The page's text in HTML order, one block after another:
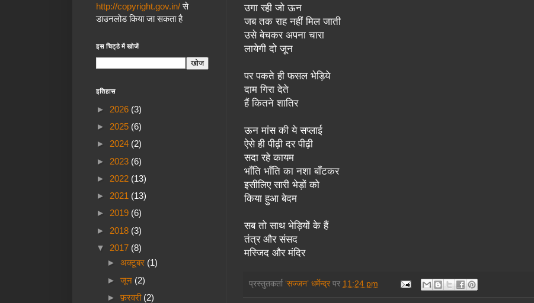
उगा रही जो ऊन
जब तक राह नहीं मिल जाती
उसे बेचकर अपना चारा
लायेगी दो जून
पर पकते ही फसल भेड़िये
दाम गिरा देते
हैं कितने शातिर
ऊन मांस की ये सप्लाई
ऐसे ही पीढ़ी दर पीढ़ी
सदा रहे कायम
भाँति भाँति का नशा बाँटकर
इसीलिए सारी भेड़ों को
किया हुआ बेदम
सब तो साथ भेड़ियों के हैं
तंत्र और संसद
मस्जिद और मंदिर
प्रस्तुतकर्ता ‘सज्जन’ धर्मेन्द्र पर 11:24 pm
http://copyright.gov.in/से
डाउनलोड किया जा सकता है
इस चिट्ठे में खोजें
इतिहास
► 2026 (3)
► 2025 (6)
► 2024 (2)
► 2023 (6)
► 2022 (13)
► 2021 (13)
► 2019 (6)
► 2018 (3)
▼ 2017 (8)
► अक्टूबर (1)
► जून (2)
► फ़रवरी (2)